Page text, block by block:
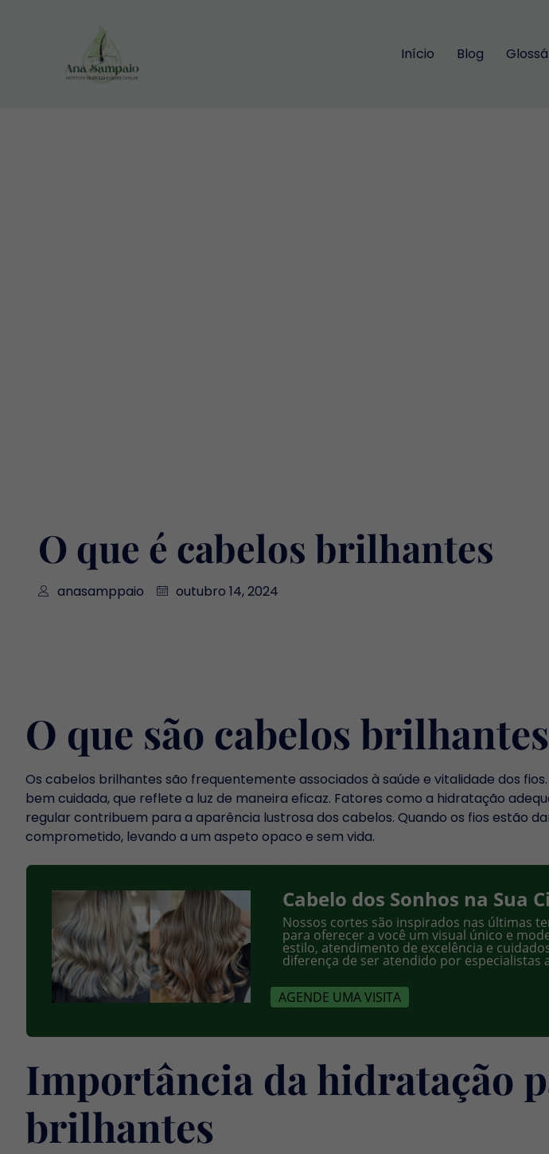
Início Blog
O que é cabelos brilhantes
anasamppaio outubro 14, 2024
O que são cabelos
Os cabelos brilhantes são frequentemente associados à saúde e vitalidade dos
bem cuidada, que reflete a luz de maneira eficaz. Fatores como a hidratação
regular contribuem para a aparência lustrosa dos cabelos. Quando os fios estão
comprometido, levando a um aspeto opaco e sem vida.
Cabelo dos Sonhos na Sua
Nossos cortes são inspirados nas últimas
para oferecer a você um visual único e
estilo, atendimento de excelência e
diferença de ser atendido por especialistas
AGENDE UMA VISITA
Importância da hidratação
brilhantes